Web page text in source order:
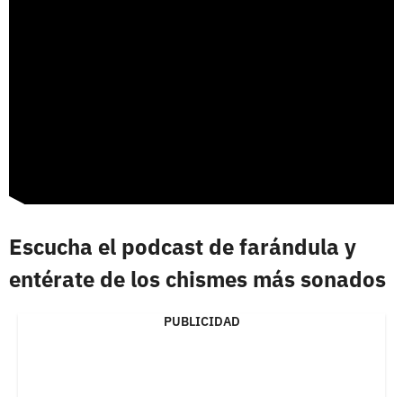
Escucha el podcast de farándula y
entérate de los chismes más sonados
PUBLICIDAD